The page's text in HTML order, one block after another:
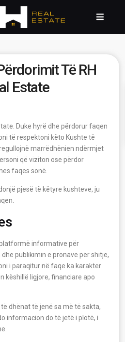
Të RH
Estate
Duke hyrë dhe përdorur faqen
të respektoni këto Kushte të
marrëdhënien ndërmjet
që viziton ose përdor
faqes sonë.
pjesë të këtyre kushteve, ju
informative për
publikimin e pronave për shitje,
i paraqitur në faqe ka karakter
këshillë ligjore, financiare apo
dhënat të jenë sa më të sakta,
informacion do të jetë i plotë, i